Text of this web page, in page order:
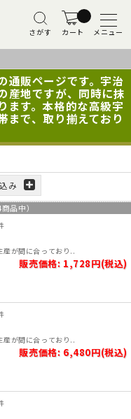
さがす カート メニュー
通販ページです。宇治
産地ですが、同時に抹
ます。本格的な高級宇
まで、取り揃えており
み
商品中）
産が間に合っており..
販売価格: 1,728円(税込)
産が間に合っており..
販売価格: 6,480円(税込)